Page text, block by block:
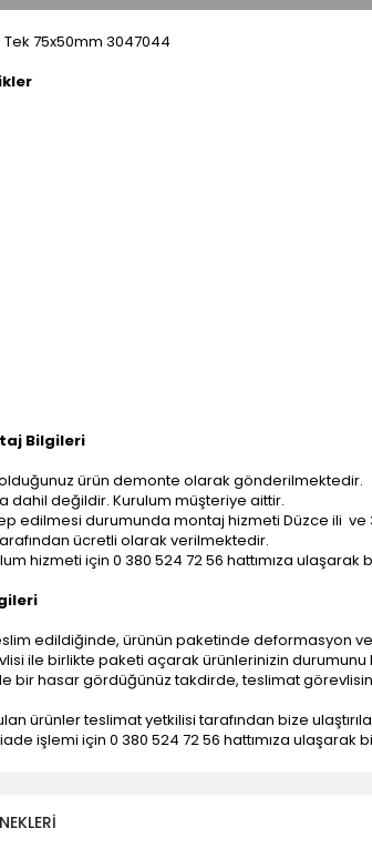
Tek 75x50mm 3047044
Bilgileri
olduğunuz ürün demonte olarak gönderilmektedir.
dahil değildir. Kurulum müşteriye aittir.
edilmesi durumunda montaj hizmeti Düzce ili ve
ücretli olarak verilmektedir.
hizmeti için 0 380 524 72 56 hattımıza ulaşarak
edildiğinde, ürünün paketinde deformasyon
ile birlikte paketi açarak ürünlerinizin durumunu
bir hasar gördüğünüz takdirde, teslimat
ürünler teslimat yetkilisi tarafından bize
işlemi için 0 380 524 72 56 hattımıza ulaşarak